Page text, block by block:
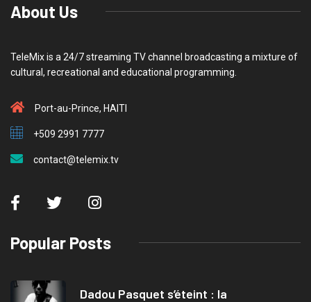
About Us
TeleMix is a 24/7 streaming TV channel broadcasting a mixture of
cultural, recreational and educational programming.
Port-au-Prince, HAITI
+509 2991 7777
contact@telemix.tv
Popular Posts
Dadou Pasquet s’éteint : la